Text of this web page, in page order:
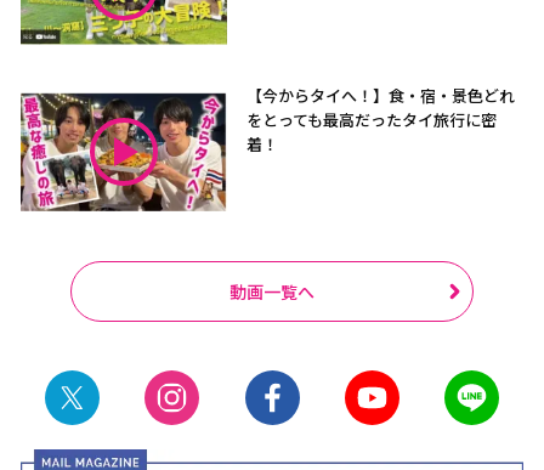
【今からタイへ！】食・宿・景色どれ
をとっても最高だったタイ旅行に密
着！
動画一覧へ